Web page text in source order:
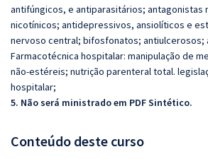
antifúngicos, e antiparasitários; antagonistas
nicotínicos; antidepressivos, ansiolíticos e
nervoso central; bifosfonatos; antiulcerosos;
Farmacotécnica hospitalar: manipulação de
não-estéreis; nutrição parenteral total.
hospitalar;
5. Não será ministrado em PDF Sintético.
Conteúdo deste curso